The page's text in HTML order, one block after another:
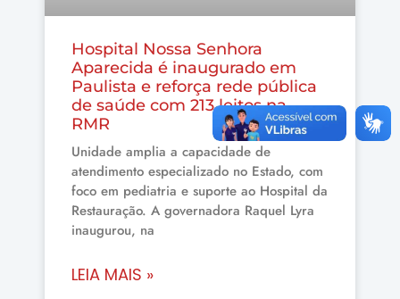
Hospital Nossa Senhora
Aparecida é inaugurado em
Paulista e reforça rede pública
de saúde com 213 leitos na
RMR
Unidade amplia a capacidade de
atendimento especializado no Estado, com
foco em pediatria e suporte ao Hospital da
Restauração. A governadora Raquel Lyra
inaugurou, na
LEIA MAIS »